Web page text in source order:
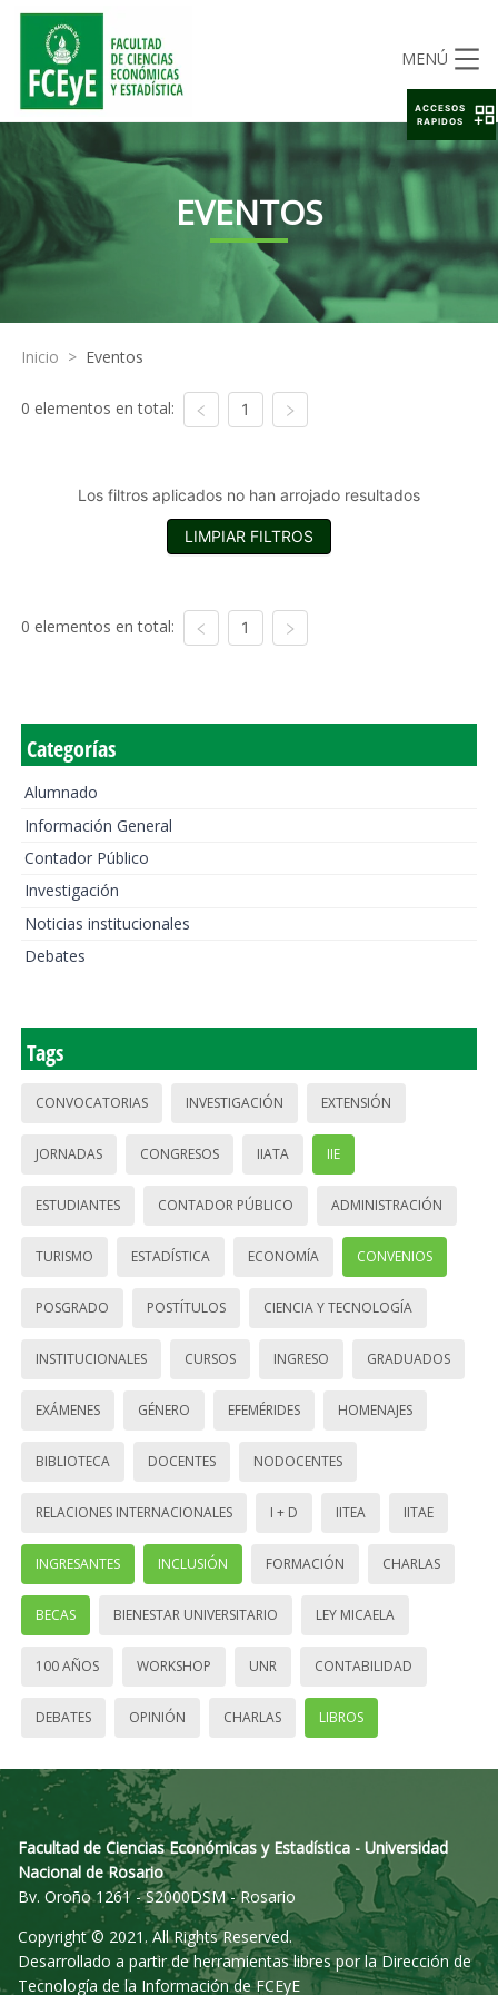
MENÚ
EVENTOS
Inicio > Eventos
0 elementos en total: 1
Los filtros aplicados no han arrojado resultados
LIMPIAR FILTROS
0 elementos en total: 1
Categorías
Alumnado
Información General
Contador Público
Investigación
Noticias institucionales
Debates
Tags
CONVOCATORIAS INVESTIGACIÓN EXTENSIÓN
JORNADAS CONGRESOS IIATA IIE
ESTUDIANTES CONTADOR PÚBLICO ADMINISTRACIÓN
TURISMO ESTADÍSTICA ECONOMÍA CONVENIOS
POSGRADO POSTÍTULOS CIENCIA Y TECNOLOGÍA
INSTITUCIONALES CURSOS INGRESO GRADUADOS
EXÁMENES GÉNERO EFEMÉRIDES HOMENAJES
BIBLIOTECA DOCENTES NODOCENTES
RELACIONES INTERNACIONALES I + D IITEA IITAE
INGRESANTES INCLUSIÓN FORMACIÓN CHARLAS
BECAS BIENESTAR UNIVERSITARIO LEY MICAELA
100 AÑOS WORKSHOP UNR CONTABILIDAD
DEBATES OPINIÓN CHARLAS LIBROS
Facultad de Ciencias Económicas y Estadística - Universidad
Nacional de Rosario
Bv. Oroño 1261 - S2000DSM - Rosario
Copyright © 2021. All Rights Reserved.
Desarrollado a partir de herramientas libres por la Dirección de
Tecnología de la Información de FCEyE
ACCESOS
RAPIDOS